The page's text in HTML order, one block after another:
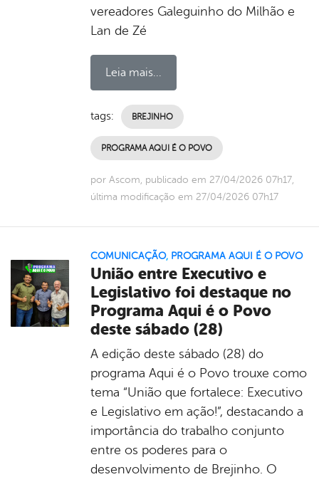
vereadores Galeguinho do Milhão e
Lan de Zé
Leia mais...
tags: BREJINHO
PROGRAMA AQUI É O POVO
por Ascom, publicado em 27/04/2026 07h17,
última modificação em 27/04/2026 07h17
COMUNICAÇÃO, PROGRAMA AQUI É O POVO
União entre Executivo e
Legislativo foi destaque no
Programa Aqui é o Povo
deste sábado (28)
A edição deste sábado (28) do
programa Aqui é o Povo trouxe como
tema “União que fortalece: Executivo
e Legislativo em ação!”, destacando a
importância do trabalho conjunto
entre os poderes para o
desenvolvimento de Brejinho. O